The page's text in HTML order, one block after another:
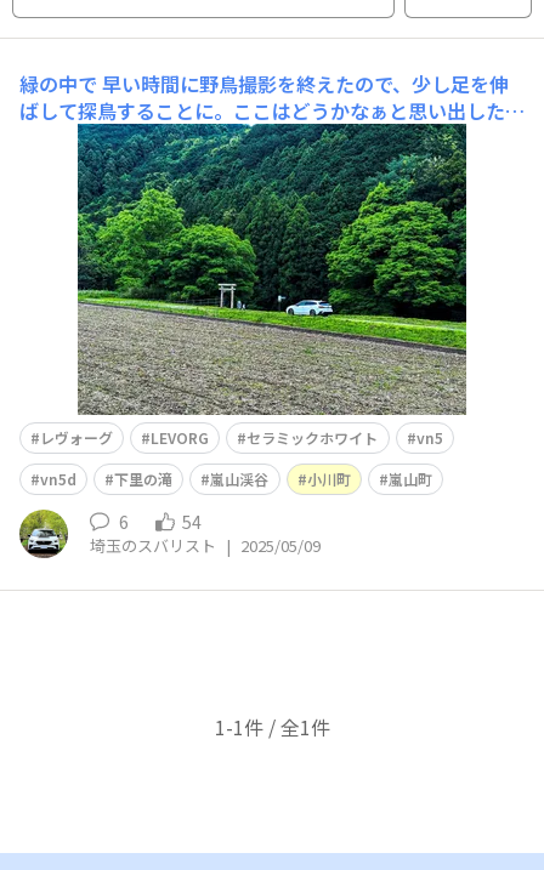
緑の中で 早い時間に野鳥撮影を終えたので、少し足を伸
ばして探鳥することに。ここはどうかなぁと思い出したお
気に入りの場所に寄ってみました。〈緑豊かな森をバック
に遠景撮影してみた〉そして真横 この先の階段を降りる
とこのように飛び石を通って対岸へ行ける今回も水量が多
くて渡れませんでした 暫し、辺
レヴォーグ LEVORG セラミックホワイト
vn5
vn5d
下里の滝 嵐山渓谷 小川町 嵐山町
6 54
埼玉のスバリスト | 2025/05/09
1-1件 / 全1件